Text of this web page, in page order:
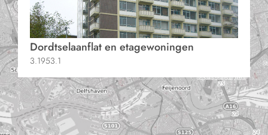
Dordtselaanflat en etagewoningen
3.1953.1